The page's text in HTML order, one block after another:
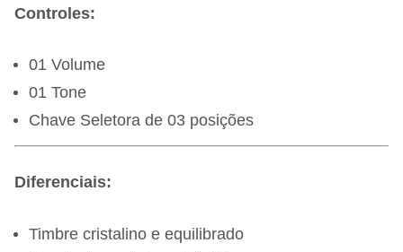
Controles:
01 Volume
01 Tone
Chave Seletora de 03 posições
Diferenciais:
Timbre cristalino e equilibrado